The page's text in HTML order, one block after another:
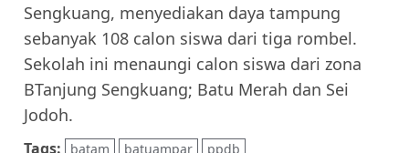
Sengkuang, menyediakan daya tampung
sebanyak 108 calon siswa dari tiga rombel.
Sekolah ini menaungi calon siswa dari zona
BTanjung Sengkuang; Batu Merah dan Sei
Jodoh.
Tags: batam batuampar ppdb